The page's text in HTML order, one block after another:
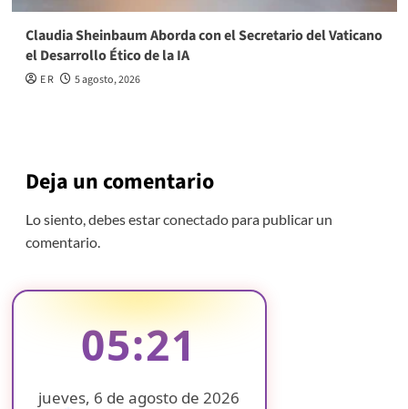
Claudia Sheinbaum Aborda con el Secretario del Vaticano
el Desarrollo Ético de la IA
E R 5 agosto, 2026
Deja un comentario
Lo siento, debes estarconectadopara publicar un
comentario.
05:21
jueves, 6 de agosto de 2026